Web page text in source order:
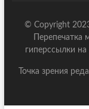
© Copyright
Перепечатка
гиперссылки на
Точка зрения